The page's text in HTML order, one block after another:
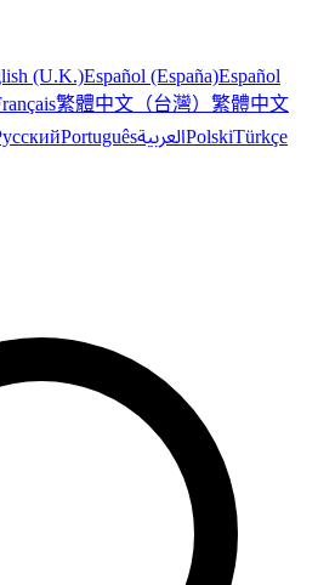
(U.K.)Español (España)Español
繁體中文（台灣） 繁體中文
PortuguêsالعربيةPolskiTürkçe